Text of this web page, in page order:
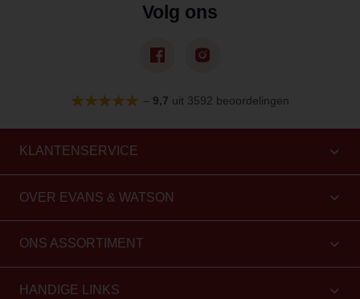
Volg ons
– 9,7 uit 3592 beoordelingen
KLANTENSERVICE
OVER EVANS & WATSON
ONS ASSORTIMENT
HANDIGE LINKS